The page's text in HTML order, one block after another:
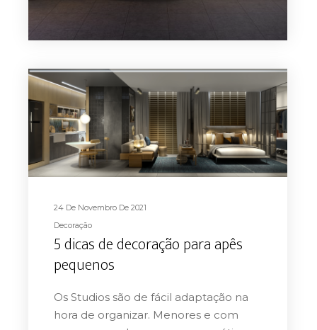
24 De Novembro De 2021
Decoração
5 dicas de decoração para apês
pequenos
Os Studios são de fácil adaptação na
hora de organizar. Menores e com